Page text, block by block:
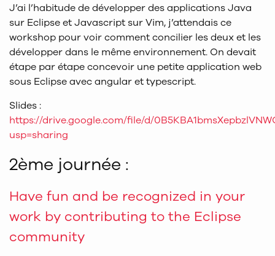
J’ai l’habitude de développer des applications Java
sur Eclipse et Javascript sur Vim, j’attendais ce
workshop pour voir comment concilier les deux et les
développer dans le même environnement. On devait
étape par étape concevoir une petite application web
sous Eclipse avec angular et typescript.
Slides :
https://drive.google.com/file/d/
usp=sharing
2ème journée :
Have fun and be recognized in your
work by contributing to the Eclipse
community